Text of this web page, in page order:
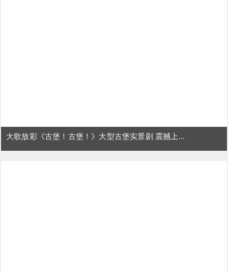
大歌放彩《古堡！古堡！》大型古堡实景剧 震撼上...